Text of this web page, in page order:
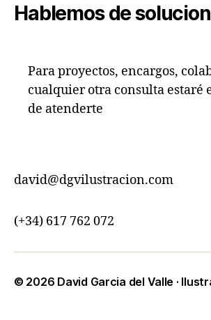
Hablemos de
Para proyectos, encargos,
cualquier otra consulta estaré
de atenderte
david@dgvilustracion.com
(+34) 617 762 072
© 2026 David Garcia del Valle ·